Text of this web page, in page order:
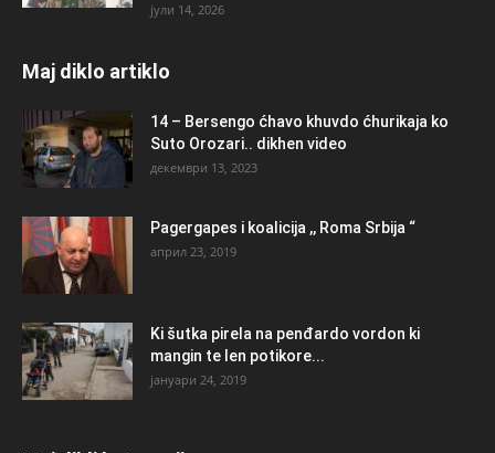
јули 14, 2026
Maj diklo artiklo
14 – Bersengo ćhavo khuvdo ćhurikaja ko
Suto Orozari.. dikhen video
декември 13, 2023
Pagergapes i koalicija ,, Roma Srbija “
април 23, 2019
Ki šutka pirela na penđardo vordon ki
mangin te len potikore...
јануари 24, 2019